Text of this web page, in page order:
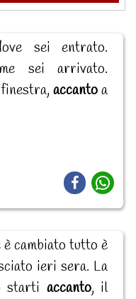
sei entrato.
sei arrivato.
accantoa
cambiato tutto è
ieri sera. La
starti accanto, il